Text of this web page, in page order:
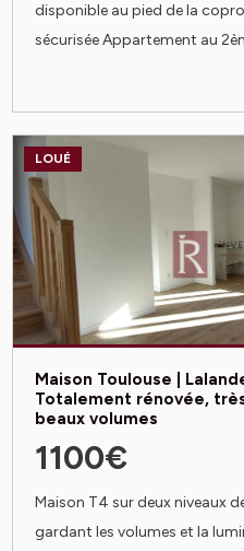
disponible au pied de la
sécurisée Appartement au
LOUÉ
Maison Toulouse |
Totalement rénovée,
beaux volumes
1100€
Maison T4 sur deux niveaux
gardant les volumes et la